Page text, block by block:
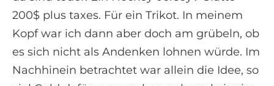
200$ plus taxes. Für ein Trikot. In meinem
Kopf war ich dann aber doch am grübeln, ob
es sich nicht als Andenken lohnen würde. Im
Nachhinein betrachtet war allein die Idee, so